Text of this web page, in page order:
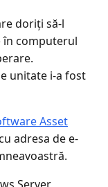
doriți să-l
în computerul
unitate i-a fost
Asset
adresa de e-